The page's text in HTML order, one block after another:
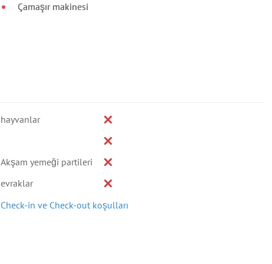
Çamaşır makinesi
hayvanlar
Akşam yemeği partileri
evraklar
Check-in ve Check-out koşulları